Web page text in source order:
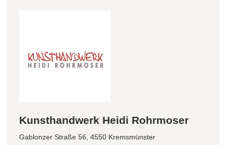
Kunsthandwerk Heidi Rohrmoser
Gablonzer Straße 56, 4550 Kremsmünster